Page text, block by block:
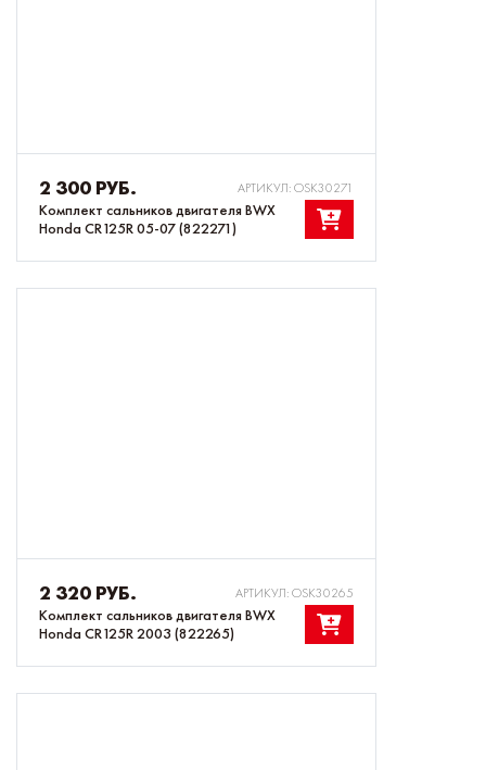
2 300 РУБ. АРТИКУЛ: OSK30271
Комплект сальников двигателя BWX
Honda CR125R 05-07 (822271)
2 320 РУБ. АРТИКУЛ: OSK30265
Комплект сальников двигателя BWX
Honda CR125R 2003 (822265)